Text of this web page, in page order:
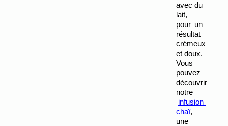
avec du
lait,
pour un
résultat
crémeux
et doux.
Vous
pouvez
découvrir
notre
infusion
chaï,
une